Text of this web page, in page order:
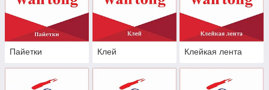
Пайетки Клей Клейкая лента